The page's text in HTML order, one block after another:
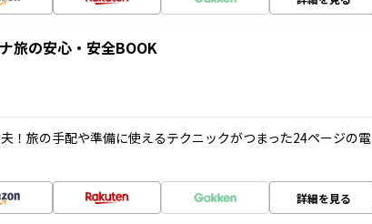
旅の安心・安全BOOK
！旅の手配や準備に使えるテクニックがつまった24ページの電
詳細を見る